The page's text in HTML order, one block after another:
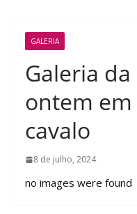
GALERIA
Galeria
ontem em
cavalo
8 de julho, 2024
no images were found